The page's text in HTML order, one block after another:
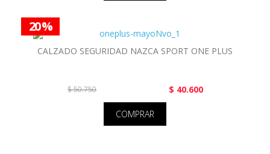
20 %
CALZADO SEGURIDAD NAZCA SPORT ONE PLUS
$ 50.750 $ 40.600
COMPRAR